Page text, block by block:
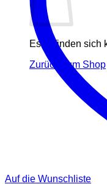
Es befinden sich
Zurück zum Shop
Auf die Wunschliste